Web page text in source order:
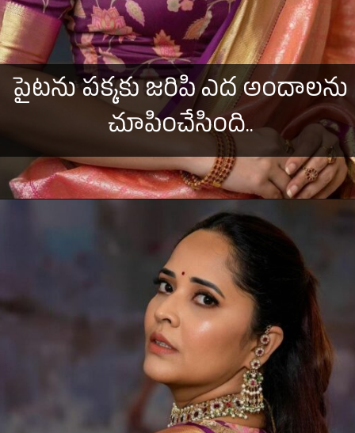
పైటను పక్కకు జరిపి ఎద అందాలను
చూపించేసింది..